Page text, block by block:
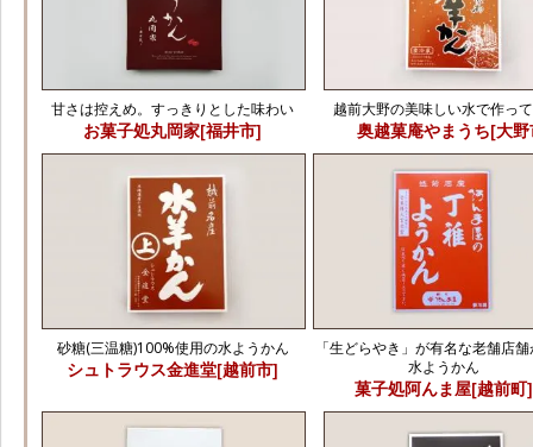
甘さは控えめ。すっきりとした味わい
お菓子処丸岡家[福井市]
越前大野の美味しい水で作っ
奥越菓庵やまうち[大
砂糖(三温糖)100%使用の水ようかん
シュトラウス金進堂[越前市]
「生どらやき」が有名な老舗店
水ようかん
菓子処阿んま屋[越前町]